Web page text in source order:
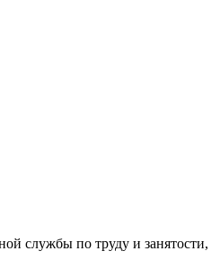
службы по труду и занятости,